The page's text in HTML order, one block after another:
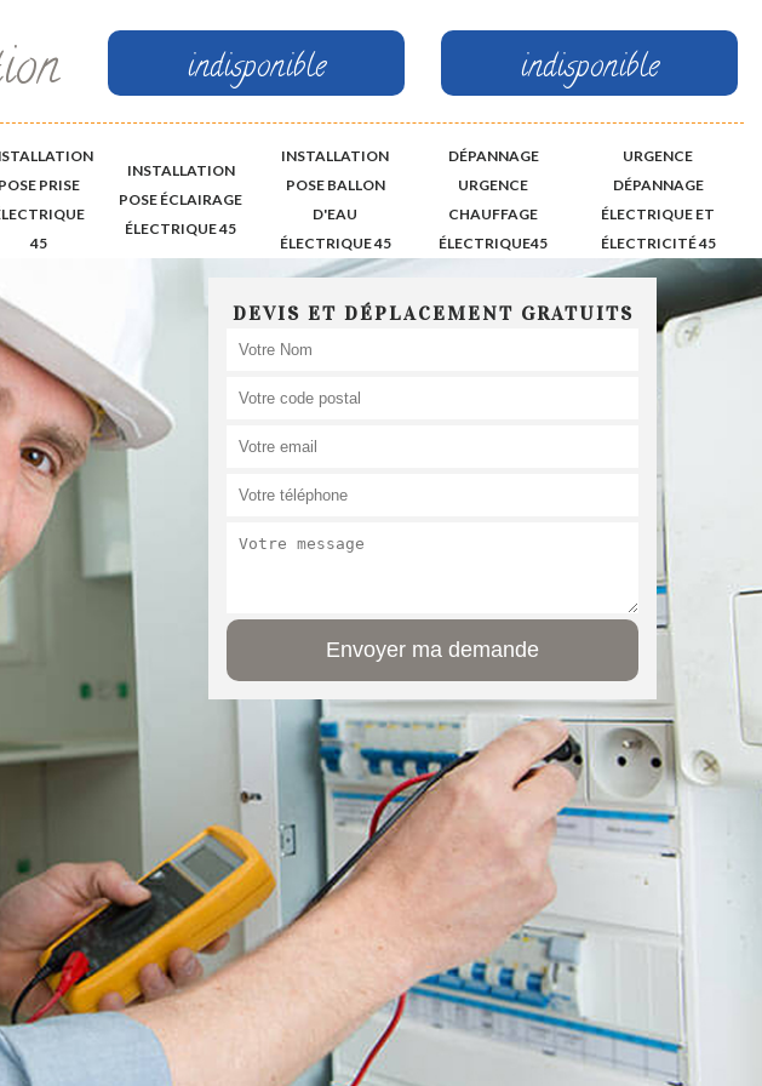
indisponible indisponible
POSE PRISE
45
INSTALLATION
POSE ÉCLAIRAGE
ÉLECTRIQUE 45
INSTALLATION
POSE BALLON
D'EAU
ÉLECTRIQUE 45
DÉPANNAGE
URGENCE
CHAUFFAGE
ÉLECTRIQUE45
URGENCE
DÉPANNAGE
ÉLECTRIQUE ET
ÉLECTRICITÉ 45
DEVIS ET DÉPLACEMENT GRATUITS